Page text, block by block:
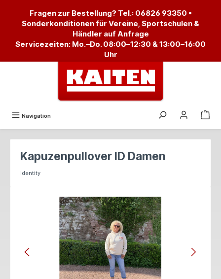
Fragen zur Bestellung? Tel.: 06826 93350 •
Sonderkonditionen für Vereine, Sportschulen &
Händler auf Anfrage
Servicezeiten: Mo.–Do. 08:00–12:30 & 13:00–16:00
Uhr
Navigation
Kapuzenpullover ID Damen
Identity
Bildergalerie überspringen